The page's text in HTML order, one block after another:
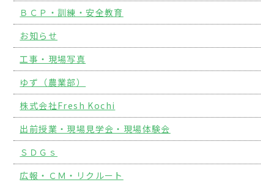
ＢＣＰ・訓練・安全教育
お知らせ
工事・現場写真
ゆず（農業部）
株式会社Fresh Kochi
出前授業・現場見学会・現場体験会
ＳＤＧｓ
広報・ＣＭ・リクルート